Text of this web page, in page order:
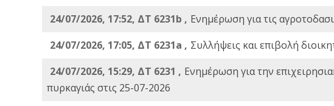
24/07/2026, 17:52, ΔΤ 6231b , Ενημέρωση για τις
24/07/2026, 17:05, ΔΤ 6231a , Συλλήψεις και επιβολή
24/07/2026, 15:29, ΔΤ 6231 , Ενημέρωση για την
πυρκαγιάς στις 25-07-2026